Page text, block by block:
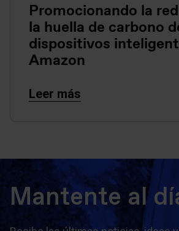
Promocionando la
la huella de carbono
dispositivos
Amazon
Leer más
Mantente al